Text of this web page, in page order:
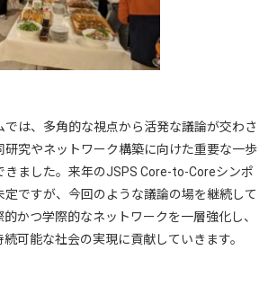
では、多角的な視点から活発な議論が交わさ
研究やネットワーク構築に向けた重要な一歩
きました。来年のJSPS Core-to-Coreシンポ
定ですが、今回のような議論の場を継続して
かつ学際的なネットワークを一層強化し、
可能な社会の実現に貢献していきます。